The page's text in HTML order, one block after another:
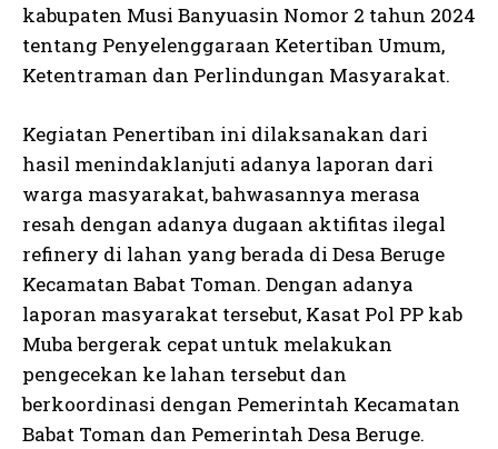
kabupaten Musi Banyuasin Nomor 2 tahun 2024
tentang Penyelenggaraan Ketertiban Umum,
Ketentraman dan Perlindungan Masyarakat.
Kegiatan Penertiban ini dilaksanakan dari
hasil menindaklanjuti adanya laporan dari
warga masyarakat, bahwasannya merasa
resah dengan adanya dugaan aktifitas ilegal
refinery di lahan yang berada di Desa Beruge
Kecamatan Babat Toman. Dengan adanya
laporan masyarakat tersebut, Kasat Pol PP kab
Muba bergerak cepat untuk melakukan
pengecekan ke lahan tersebut dan
berkoordinasi dengan Pemerintah Kecamatan
Babat Toman dan Pemerintah Desa Beruge.